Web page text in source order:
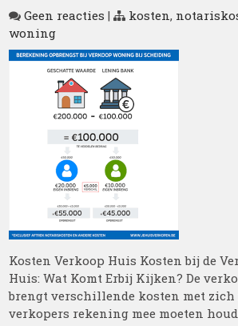
Geen reacties | kosten,
woning
Kosten Verkoop Huis Kosten bij de
Huis: Wat Komt Erbij Kijken? De
brengt verschillende kosten met zich
verkopers rekening mee moeten